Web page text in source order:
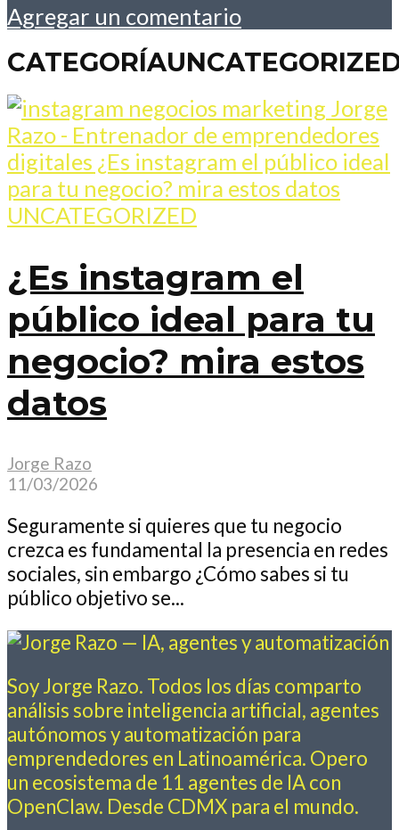
Agregar un comentario
UNCATEGORIZED
¿Es instagram el
público ideal para tu
negocio? mira estos
datos
Jorge Razo
11/03/2026
Seguramente si quieres que tu negocio
crezca es fundamental la presencia en redes
sociales, sin embargo ¿Cómo sabes si tu
público objetivo se...
Soy Jorge Razo. Todos los días comparto
análisis sobre inteligencia artificial, agentes
autónomos y automatización para
emprendedores en Latinoamérica. Opero
un ecosistema de 11 agentes de IA con
OpenClaw. Desde CDMX para el mundo.